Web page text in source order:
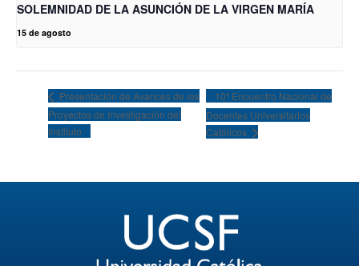
SOLEMNIDAD DE LA ASUNCIÓN DE LA VIRGEN MARÍA
15 de agosto
Presentación de Avances de los
Proyectos de Investigación del
Instituto
10º Encuentro Nacional de
Docentes Universitarios
Católicos